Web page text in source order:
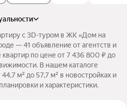
c 3D-туром в ЖК «Дом на
— 41 объявление от агентств и
по цене от 7 436 800 ₽ до
В нашем каталоге
м² до 57,7 м² в новостройках и
и характеристики.